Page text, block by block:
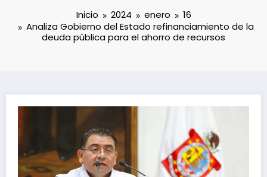
Inicio 2024 enero
16
Analiza Gobierno del Estado refinanciamiento de la
deuda pública para el ahorro de recursos